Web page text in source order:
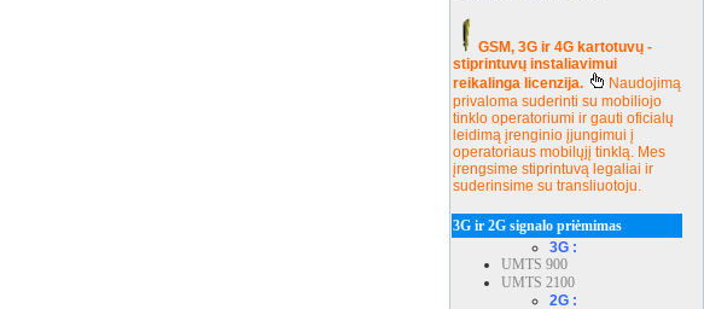
GSM, 3G ir 4G kartotuvų -
stiprintuvų instaliavimui
reikalinga licenzija.
Naudojimą
privaloma suderinti su mobiliojo
tinklo operatoriumi ir gauti oficialų
leidimą įrenginio įjungimui į
operatoriaus mobilųjį tinklą. Mes
įrengsime stiprintuvą legaliai ir
suderinsime su transliuotoju.
3G ir 2G signalo priėmimas
3G :
UMTS 900
UMTS 2100
2G :